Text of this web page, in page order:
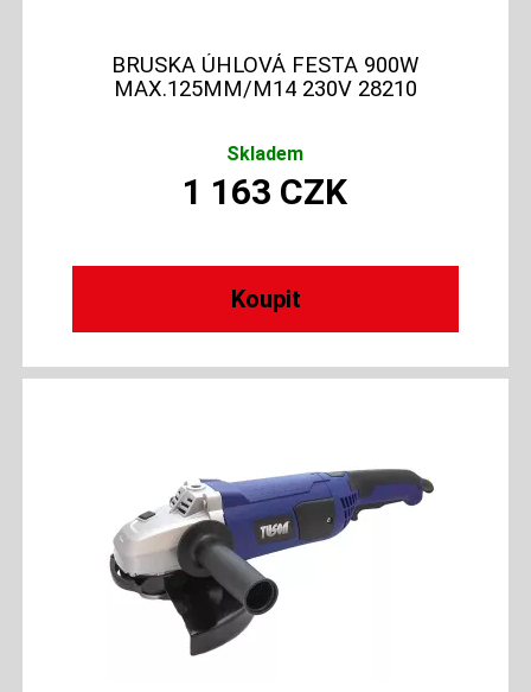
BRUSKA ÚHLOVÁ FESTA 900W
MAX.125MM/M14 230V 28210
Skladem
1 163 CZK